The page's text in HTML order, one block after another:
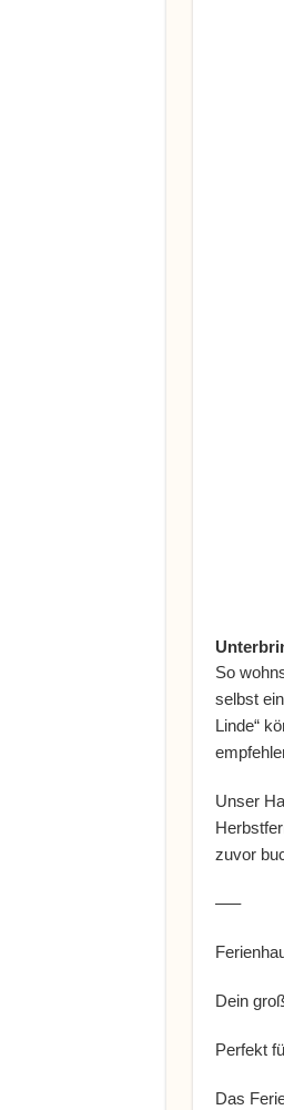
So
selbst
Linde“
Unser
zuvor
—–
Dein
Perfekt
Das